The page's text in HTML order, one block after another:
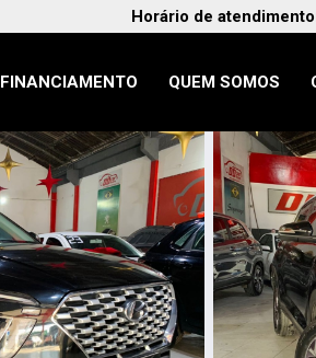
Horário de
FINANCIAMENTO QUEM SOMOS